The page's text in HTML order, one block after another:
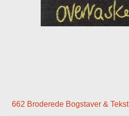
662 Broderede Bogstaver & Tekst